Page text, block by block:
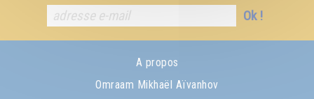
Ok !
A propos
Omraam Mikhaël Aïvanhov